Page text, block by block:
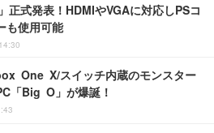
式発表！HDMIやVGAに対応しPSコ
も使用可能
One X/スイッチ内蔵のモンスター
「Big O」が爆誕！